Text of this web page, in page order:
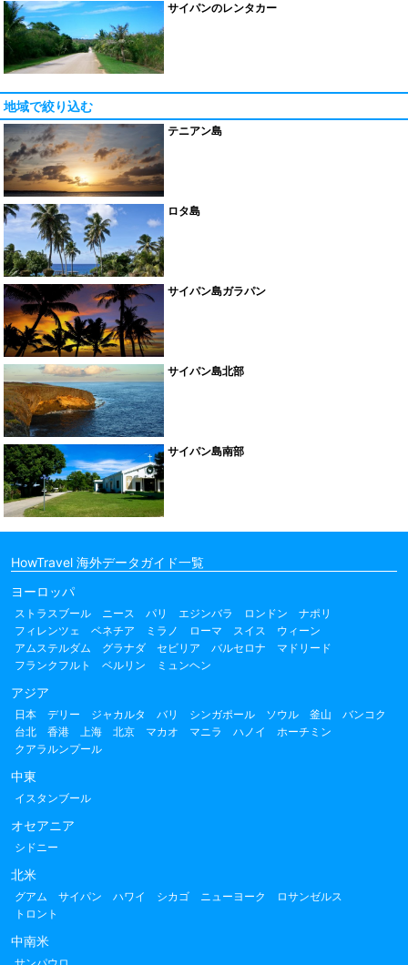
サイパンのレンタカー
地域で絞り込む
テニアン島
ロタ島
サイパン島ガラパン
サイパン島北部
サイパン島南部
HowTravel 海外データガイド一覧
ヨーロッパ
ストラスブール ニース パリ エジンバラ ロンドン
ナポリ
フィレンツェ
ベネチア ミラノ ローマ スイス
ウィーン
アムステルダム
グラナダ セビリア バルセロナ
マドリード
フランクフルト
ベルリン ミュンヘン
アジア
日本 デリー ジャカルタ バリ シンガポール ソウル 釜山
バンコク
台北
香港 上海 北京 マカオ マニラ ハノイ
ホーチミン
クアラルンプール
中東
イスタンブール
オセアニア
シドニー
北米
グアム サイパン ハワイ シカゴ ニューヨーク
ロサンゼルス
トロント
中南米